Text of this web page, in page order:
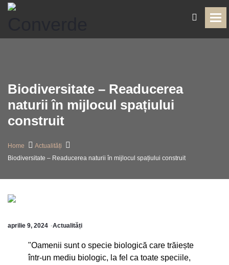
Biodiversitate – Readucerea
naturii în mijlocul spațiului
construit
Home
Actualități
Biodiversitate – Readucerea naturii în mijlocul spațiului construit
aprilie 9, 2024 Actualități
"Oamenii sunt o specie biologică care trăiește
într-un mediu biologic, la fel ca toate speciile,